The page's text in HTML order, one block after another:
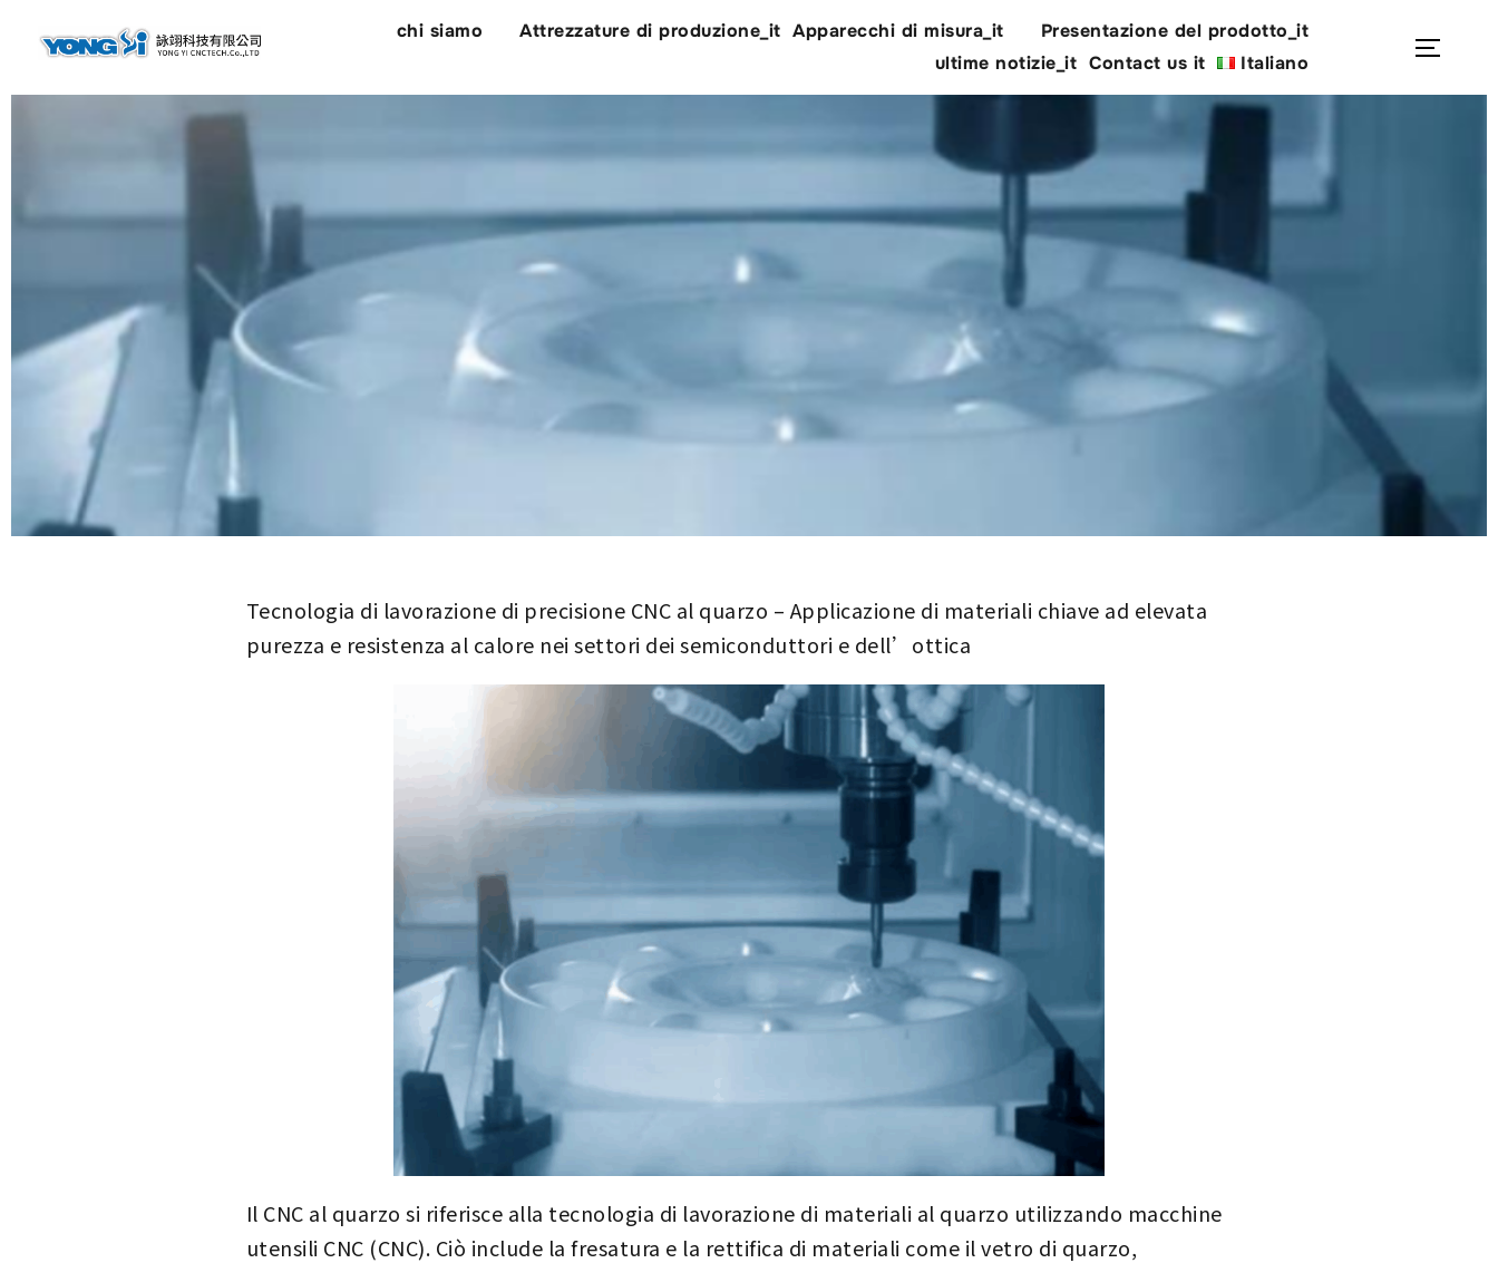
chi siamo Attrezzature di produzione_it Apparecchi di misura_it
Presentazione del prodotto_it
ultime notizie_it Contact us it Italiano Apri/
Tecnologia di lavorazione di precisione CNC al quarzo – Applicazione di materiali chiave ad elevata
purezza e resistenza al calore nei settori dei semiconduttori e dell’ottica
Il CNC al quarzo si riferisce alla tecnologia di lavorazione di materiali al quarzo utilizzando macchine
utensili CNC (CNC). Ciò include la fresatura e la rettifica di materiali come il vetro di quarzo,